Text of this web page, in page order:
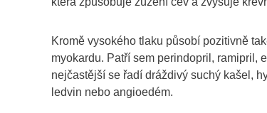
Kromě vysokého tlaku působí pozitivně
myokardu. Patří sem perindopril, ramipril,
nejčastější se řadí dráždivý suchý kašel,
ledvin nebo angioedém.